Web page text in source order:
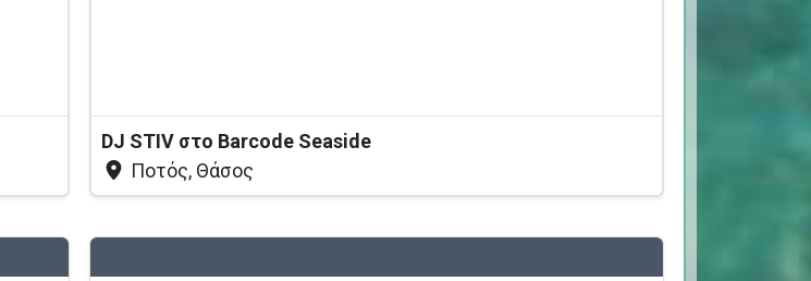
DJ STIV στο Barcode Seaside
Ποτός, Θάσος